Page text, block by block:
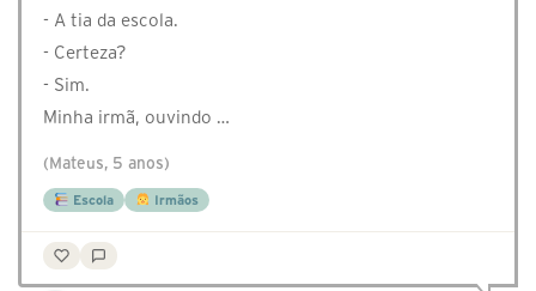
- A tia da escola.
- Certeza?
- Sim.
Minha irmã, ouvindo …
(Mateus, 5 anos)
Escola Irmãos